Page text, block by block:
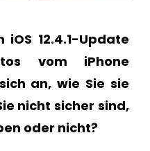
12.4.1-Update
vom iPhone
an, wie Sie sie
nicht sicher sind,
oder nicht?